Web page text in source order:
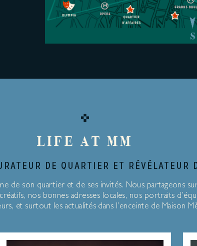
LIFE AT MM
DE QUARTIER ET RÉVÉLATEUR
de son quartier et de ses invités. Nous partageons
nos bonnes adresses locales, nos portraits
et surtout les actualités dans l’enceinte de Maison